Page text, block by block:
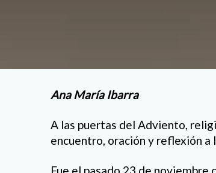
Ana María Ibarra
A las puertas del Adviento,
encuentro, oración y reflexión a